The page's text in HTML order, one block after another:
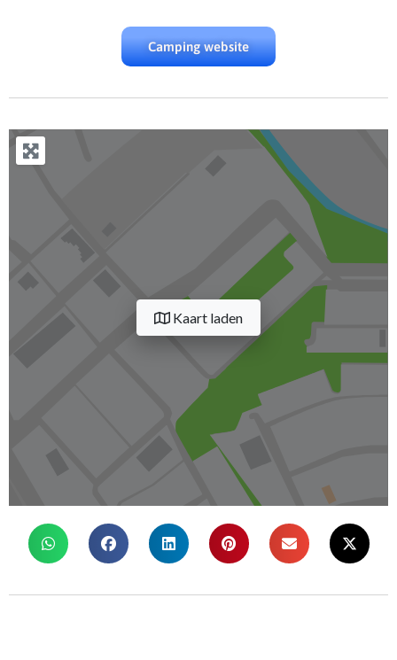
Camping website
Kaart laden